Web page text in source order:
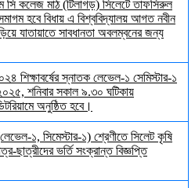
সি কলেজ মাঠ (টিলাগড়) সিলেটে তাফসিরুল
হবে বিধায় এ বিশ্ববিদ্যালয় আগত নবীন
যাতায়াতে সাবধানতা অবলম্বনের জন্য
শিক্ষাবর্ষের স্নাতক লেভেল-১ সেমিস্টার-১
শনিবার সকাল ৯.৩০ ঘটিকায়
অনুষ্ঠিত হবে।
১, সিমেস্টার-১) শ্রেণীতে সিলেট কৃষি
ছাত্রীদের ভর্তি সংক্রান্ত বিজ্ঞপ্তি